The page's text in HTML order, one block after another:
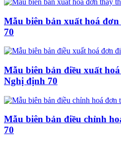
Mẫu biên bản xuất hoá
70
Mẫu biên bản điều xuất
Nghị định 70
Mẫu biên bản điều chỉnh
70